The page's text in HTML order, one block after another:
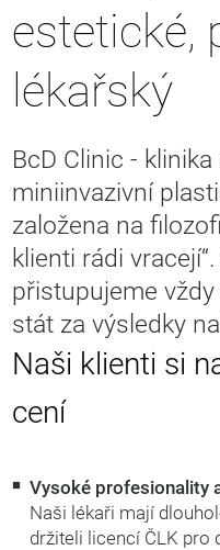
estetické,
lékařský
BcD Clinic -
miniinvazivní
založena na
klienti rádi
přistupujeme
stát za výsledky
Naši klienti si
cení
Vysoké profesionality
Naši lékaři mají
držiteli licencí ČLK pro